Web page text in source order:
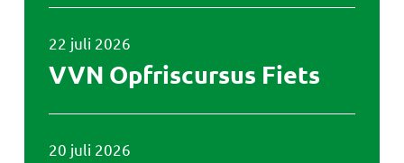
Opfriscursus
Fiets
22 juli 2026
VVN Opfriscursus Fiets
en
20 juli 2026